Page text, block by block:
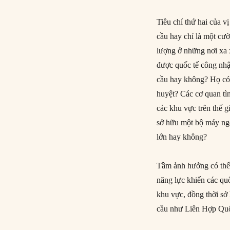
Tiêu chí thứ hai của
cầu hay chỉ là một
lượng ở những nơi xa
được quốc tế công
cầu hay không? Họ
huyệt? Các cơ quan
các khu vực trên thế
sở hữu một bộ máy
lớn hay không?
Tầm ảnh hưởng có
năng lực khiến các
khu vực, đồng thời
cầu như Liên Hợp